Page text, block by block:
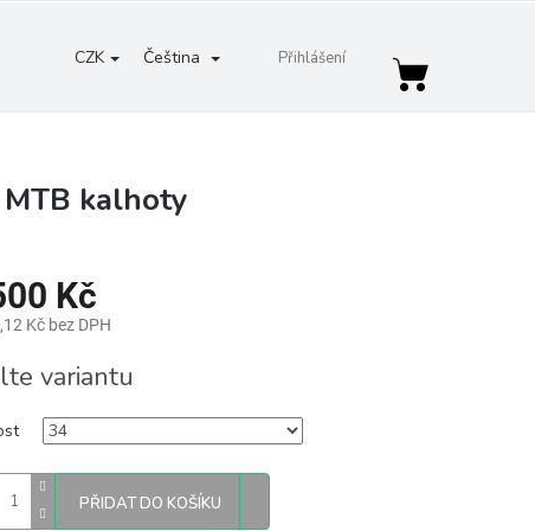
CZK Čeština Přihlášení
Nákupní
kalhoty
Kč
Kč bez DPH
variantu
PŘIDAT DO KOŠÍKU